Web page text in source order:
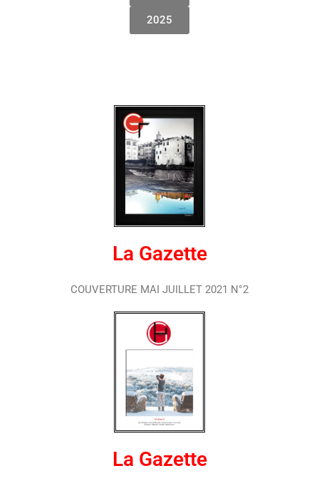
2025
La Gazette
COUVERTURE MAI JUILLET 2021 N°2
La Gazette